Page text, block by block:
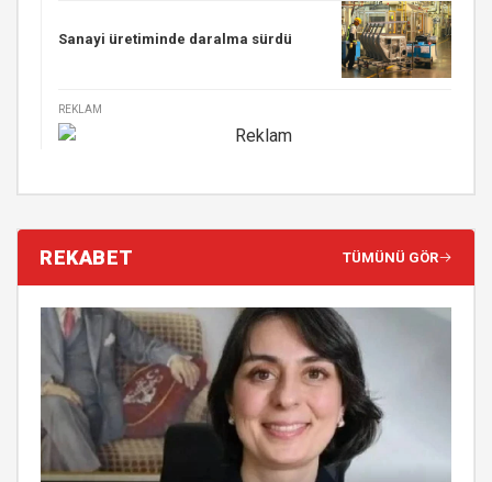
Sanayi üretiminde daralma sürdü
REKLAM
REKABET TÜMÜNÜ GÖR